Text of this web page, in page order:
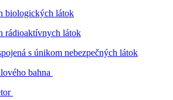
biologických látok
rádioaktívnych látok
s únikom nebezpečných látok
bahna